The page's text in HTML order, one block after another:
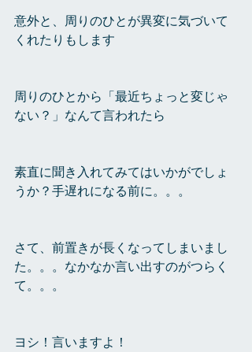
意外と、周りのひとが異変に気づいて
くれたりもします
周りのひとから「最近ちょっと変じゃ
ない？」なんて言われたら
素直に聞き入れてみてはいかがでしょ
うか？手遅れになる前に。。。
さて、前置きが長くなってしまいまし
た。。。なかなか言い出すのがつらく
て。。。
ヨシ！言いますよ！